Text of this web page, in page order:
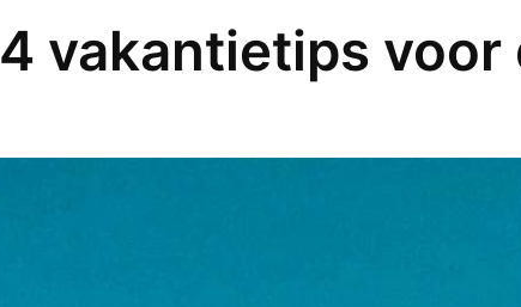
4 vakantietips voor